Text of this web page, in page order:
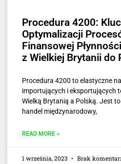
Procedura 4200:
Optymalizacji
Finansowej
z Wielkiej Brytanii do
Procedura 4200 to elastyczne
importujących i eksportujących
Wielką Brytanią a Polską. Jest
handel międzynarodowy,
READ MORE »
1 września, 2023 Brak